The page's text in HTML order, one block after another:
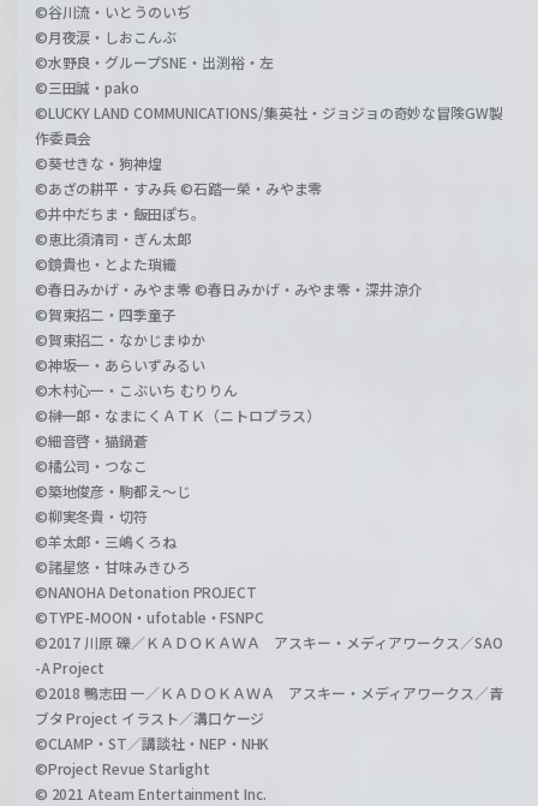
©谷川流・いとうのいぢ
©月夜涙・しおこんぶ
©水野良・グループSNE・出渕裕・左
©三田誠・pako
©LUCKY LAND COMMUNICATIONS/集英社・ジョジョの奇妙な冒険GW製
作委員会
©葵せきな・狗神煌
©あざの耕平・すみ兵 ©石踏一榮・みやま零
©井中だちま・飯田ぽち。
©恵比須清司・ぎん太郎
©鏡貴也・とよた瑣織
©春日みかげ・みやま零 ©春日みかげ・みやま零・深井涼介
©賀東招二・四季童子
©賀東招二・なかじまゆか
©神坂一・あらいずみるい
©木村心一・こぶいち むりりん
©榊一郎・なまにくＡＴＫ（ニトロプラス）
©細音啓・猫鍋蒼
©橘公司・つなこ
©築地俊彦・駒都え～じ
©柳実冬貴・切符
©羊太郎・三嶋くろね
©諸星悠・甘味みきひろ
©NANOHA Detonation PROJECT
©TYPE-MOON・ufotable・FSNPC
©2017 川原 礫／ＫＡＤＯＫＡＷＡ アスキー・メディアワークス／SAO
-A Project
©2018 鴨志田 一／ＫＡＤＯＫＡＷＡ アスキー・メディアワークス／青
ブタ Project イラスト／溝口ケージ
©CLAMP・ST／講談社・NEP・NHK
©Project Revue Starlight
© 2021 Ateam Entertainment Inc.